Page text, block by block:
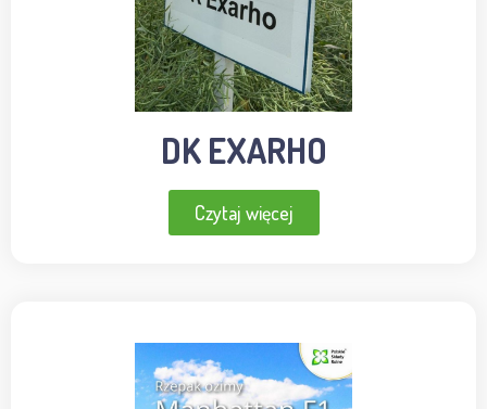
DK EXARHO
Czytaj więcej